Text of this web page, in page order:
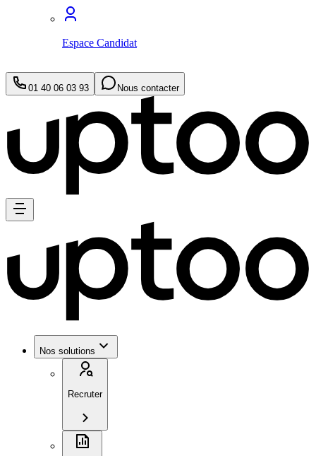
Espace Candidat
01 40 06 03 93 Nous contacter
Nos solutions
Recruter